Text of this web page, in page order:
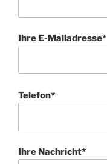
Ihre E-Mailadresse*
Telefon*
Ihre Nachricht*